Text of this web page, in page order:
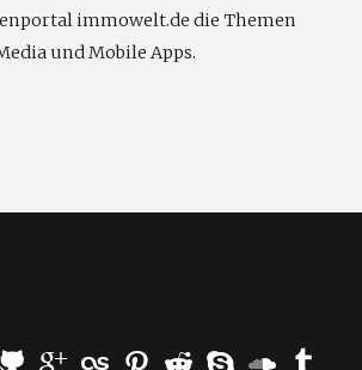
immowelt.de die Themen
und Mobile Apps.